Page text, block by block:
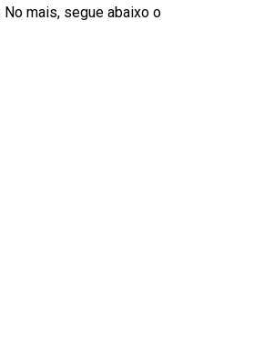
mais, segue abaixo o